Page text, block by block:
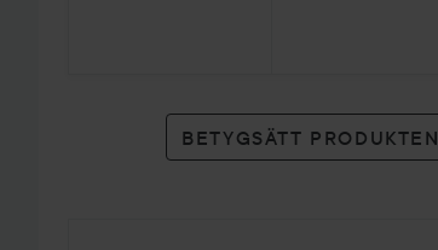
betyg
BETYGSÄTT PRODUKTEN